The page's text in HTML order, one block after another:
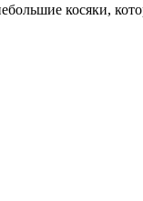
косяки,